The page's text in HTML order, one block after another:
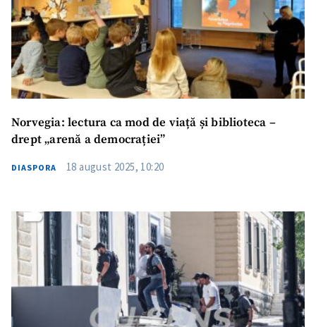
Norvegia: lectura ca mod de viață și biblioteca –
drept „arenă a democrației”
DIASPORA 18 august 2025, 10:20